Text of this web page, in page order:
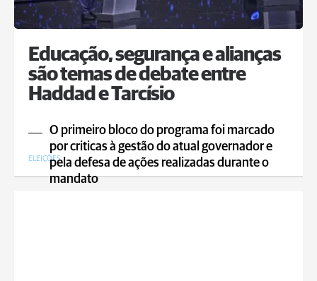
Educação, segurança e alianças
são temas de debate entre
Haddad e Tarcísio
O primeiro bloco do programa foi marcado
por criticas à gestão do atual governador e
pela defesa de ações realizadas durante o
mandato
ELEIÇÕES